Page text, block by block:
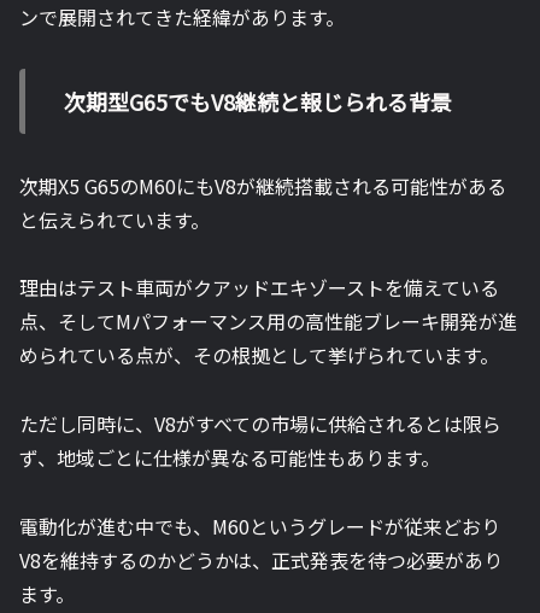
ンで展開されてきた経緯があります。
次期型G65でもV8継続と報じられる背景
次期X5 G65のM60にもV8が継続搭載される可能性がある
と伝えられています。
理由はテスト車両がクアッドエキゾーストを備えている
点、そしてMパフォーマンス用の高性能ブレーキ開発が進
められている点が、その根拠として挙げられています。
ただし同時に、V8がすべての市場に供給されるとは限ら
ず、地域ごとに仕様が異なる可能性もあります。
電動化が進む中でも、M60というグレードが従来どおり
V8を維持するのかどうかは、正式発表を待つ必要があり
ます。